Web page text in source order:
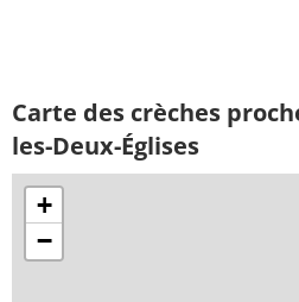
Carte des crèches
les-Deux-Églises
+
−